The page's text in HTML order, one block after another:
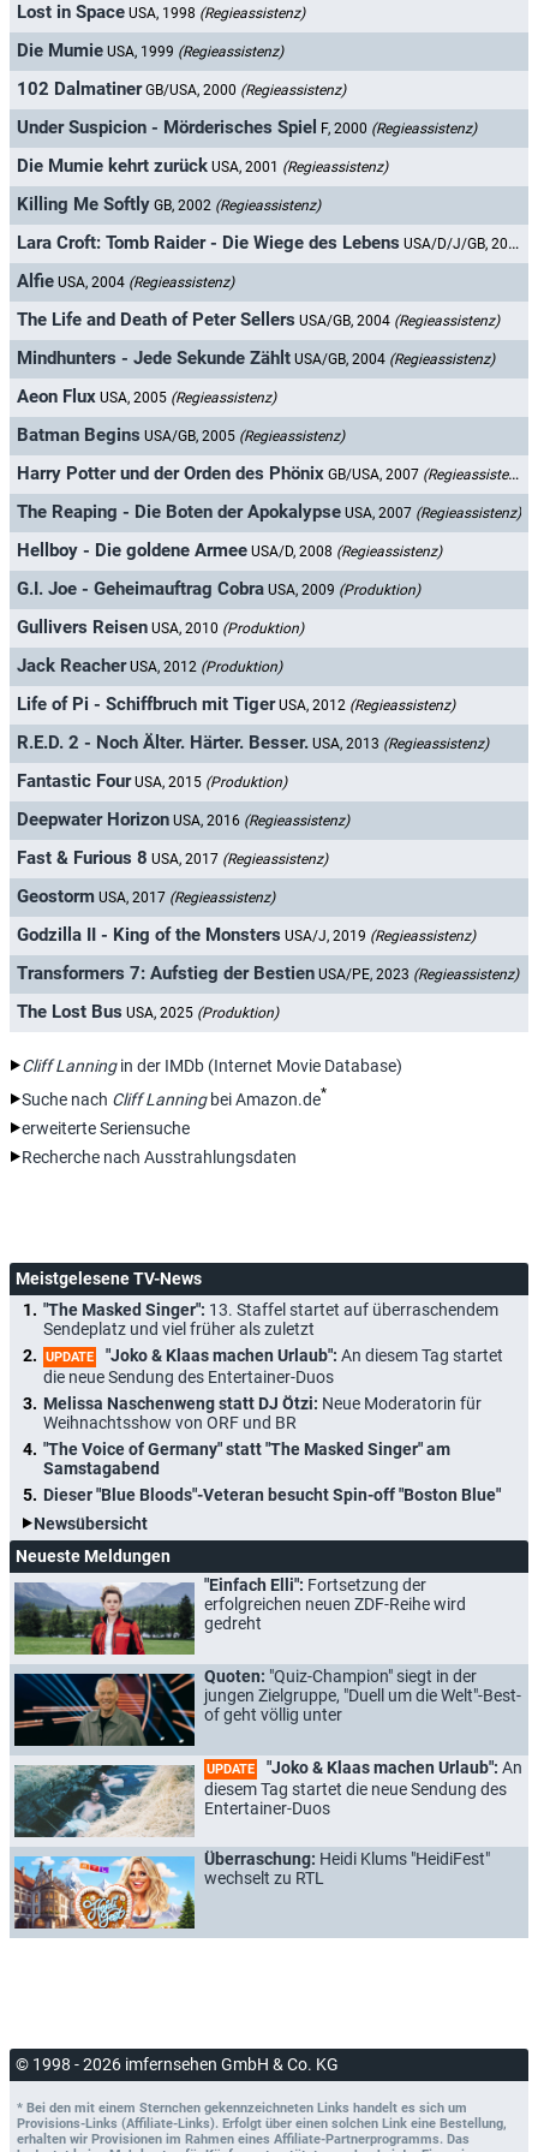
Lost in Space USA, 1998 (Regieassistenz)
Die Mumie USA, 1999 (Regieassistenz)
102 Dalmatiner GB/USA, 2000 (Regieassistenz)
Under Suspicion - Mörderisches Spiel F, 2000 (Regieassistenz)
Die Mumie kehrt zurück USA, 2001 (Regieassistenz)
Killing Me Softly GB, 2002 (Regieassistenz)
Lara Croft: Tomb Raider - Die Wiege des Lebens USA/D/J/GB, 2003
Alfie USA, 2004 (Regieassistenz)
The Life and Death of Peter Sellers USA/GB, 2004 (Regieassistenz)
Mindhunters - Jede Sekunde Zählt USA/GB, 2004 (Regieassistenz)
Aeon Flux USA, 2005 (Regieassistenz)
Batman Begins USA/GB, 2005 (Regieassistenz)
Harry Potter und der Orden des Phönix GB/USA, 2007 (Regieassistenz)
The Reaping - Die Boten der Apokalypse USA, 2007 (Regieassistenz)
Hellboy - Die goldene Armee USA/D, 2008 (Regieassistenz)
G.I. Joe - Geheimauftrag Cobra USA, 2009 (Produktion)
Gullivers Reisen USA, 2010 (Produktion)
Jack Reacher USA, 2012 (Produktion)
Life of Pi - Schiffbruch mit Tiger USA, 2012 (Regieassistenz)
R.E.D. 2 - Noch Älter. Härter. Besser. USA, 2013 (Regieassistenz)
Fantastic Four USA, 2015 (Produktion)
Deepwater Horizon USA, 2016 (Regieassistenz)
Fast & Furious 8 USA, 2017 (Regieassistenz)
Geostorm USA, 2017 (Regieassistenz)
Godzilla II - King of the Monsters USA/J, 2019 (Regieassistenz)
Transformers 7: Aufstieg der Bestien USA/PE, 2023 (Regieassistenz)
The Lost Bus USA, 2025 (Produktion)
Cliff Lanningin der IMDb (Internet Movie Database)
Suche nach Cliff Lanningbei Amazon.de*
erweiterte Seriensuche
Recherche nach Ausstrahlungsdaten
Meistgelesene TV-News
"The Masked Singer": 13. Staffel startet auf überraschendem
Sendeplatz und viel früher als zuletzt
UPDATE "Joko & Klaas machen Urlaub": An diesem Tag startet
die neue Sendung des Entertainer-Duos
Melissa Naschenweng statt DJ Ötzi: Neue Moderatorin für
Weihnachtsshow von ORF und BR
"The Voice of Germany" statt "The Masked Singer" am
Samstagabend
Dieser "Blue Bloods"-Veteran besucht Spin-off "Boston Blue"
Newsübersicht
Neueste Meldungen
"Einfach Elli": Fortsetzung der
erfolgreichen neuen ZDF-Reihe wird
gedreht
Quoten: "Quiz-Champion" siegt in der
jungen Zielgruppe, "Duell um die Welt"-Best-
of geht völlig unter
UPDATE "Joko & Klaas machen Urlaub": An
diesem Tag startet die neue Sendung des
Entertainer-Duos
Überraschung: Heidi Klums "HeidiFest"
wechselt zu RTL
© 1998 - 2026 imfernsehen GmbH & Co. KG
* Bei den mit einem Sternchen gekennzeichneten Links handelt es sich um
Provisions-Links (Affiliate-Links). Erfolgt über einen solchen Link eine Bestellung,
erhalten wir Provisionen im Rahmen eines Affiliate-Partnerprogramms. Das